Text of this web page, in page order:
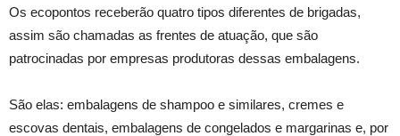
Os ecopontos receberão quatro tipos diferentes de brigadas,
assim são chamadas as frentes de atuação, que são
patrocinadas por empresas produtoras dessas embalagens.
São elas: embalagens de shampoo e similares, cremes e
escovas dentais, embalagens de congelados e margarinas e, por